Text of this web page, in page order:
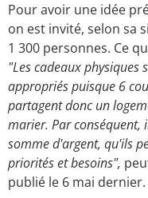
Pour avoir une idée
on est invité, selon sa
1 300 personnes. Ce
"Les cadeaux physiques
appropriés puisque 6
partagent donc un
marier. Par conséquent,
somme d'argent, qu'ils
priorités et besoins",
publié le 6 mai dernier.